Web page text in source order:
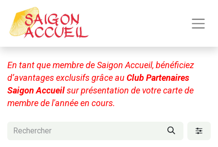
En tant que membre de Saigon Accueil, bénéficiez
d’avantages exclusifs grâce au Club Partenaires
Saigon Accueilsur présentation de votre carte de
membre de l'année en cours.